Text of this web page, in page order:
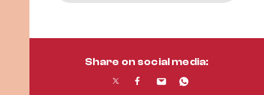
Share on social media: